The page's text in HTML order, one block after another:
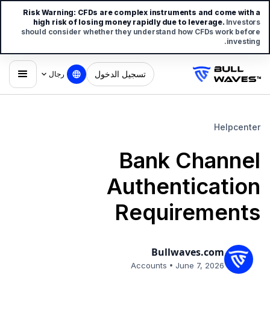
تسجيل الدخول رجال
Helpcenter
Bank Channel
Authentication
Requirements
Bullwaves.com
June 7, 2026
•
Accounts
Risk Warning: CFDs are complex instruments and come with a
high risk of losing money rapidly due to leverage. Investors
should consider whether they understand how CFDs work before
investing.